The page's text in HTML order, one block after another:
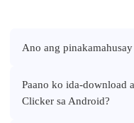
Ano ang
Paano ko ida-download
Clicker sa Android?